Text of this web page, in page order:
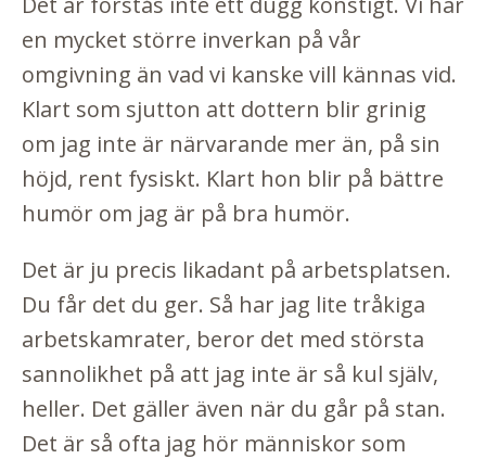
en mycket större inverkan på vår
omgivning än vad vi kanske vill kännas vid.
Klart som sjutton att dottern blir grinig
om jag inte är närvarande mer än, på sin
höjd, rent fysiskt. Klart hon blir på bättre
humör om jag är på bra humör.
Det är ju precis likadant på arbetsplatsen.
Du får det du ger. Så har jag lite tråkiga
arbetskamrater, beror det med största
sannolikhet på att jag inte är så kul själv,
heller. Det gäller även när du går på stan.
Det är så ofta jag hör människor som